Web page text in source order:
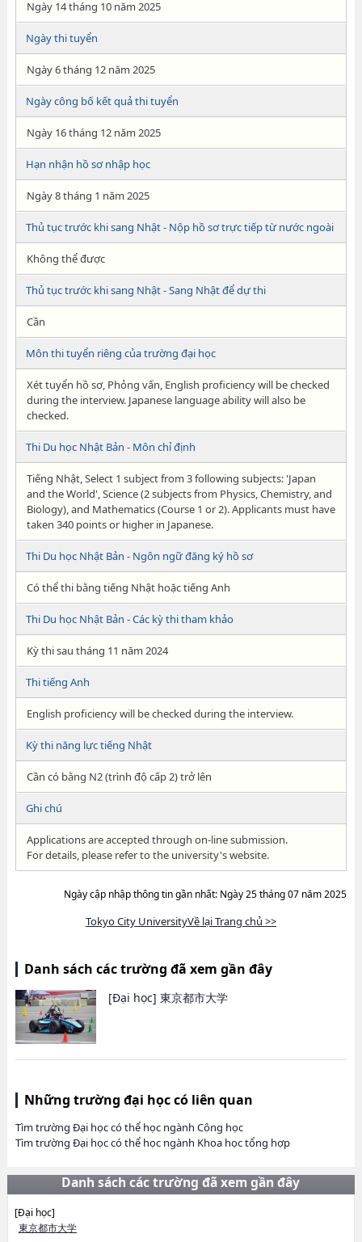
Ngày 14 tháng 10 năm 2025
Ngày thi tuyển
Ngày 6 tháng 12 năm 2025
Ngày công bố kết quả thi tuyển
Ngày 16 tháng 12 năm 2025
Hạn nhận hồ sơ nhập học
Ngày 8 tháng 1 năm 2025
Thủ tục trước khi sang Nhật - Nộp hồ sơ trực tiếp từ nước ngoài
Không thể được
Thủ tục trước khi sang Nhật - Sang Nhật để dự thi
Cần
Môn thi tuyển riêng của trường đại học
Xét tuyển hồ sơ, Phỏng vấn, English proficiency will be checked
during the interview. Japanese language ability will also be
checked.
Thi Du học Nhật Bản - Môn chỉ định
Tiếng Nhật, Select 1 subject from 3 following subjects: 'Japan
and the World', Science (2 subjects from Physics, Chemistry, and
Biology), and Mathematics (Course 1 or 2). Applicants must have
taken 340 points or higher in Japanese.
Thi Du học Nhật Bản - Ngôn ngữ đăng ký hồ sơ
Có thể thi bằng tiếng Nhật hoặc tiếng Anh
Thi Du học Nhật Bản - Các kỳ thi tham khảo
Kỳ thi sau tháng 11 năm 2024
Thi tiếng Anh
English proficiency will be checked during the interview.
Kỳ thi năng lực tiếng Nhật
Cần có bằng N2 (trình độ cấp 2) trở lên
Ghi chú
Applications are accepted through on-line submission.
For details, please refer to the university's website.
Ngày cập nhập thông tin gần nhất: Ngày 25 tháng 07 năm 2025
Tokyo City UniversityVề lại Trang chủ >>
Danh sách các trường đã xem gần đây
[Đại học] 東京都市大学
Những trường đại học có liên quan
Tìm trường Đại học có thể học ngành Công học
Tìm trường Đại học có thể học ngành Khoa học tổng hợp
Danh sách các trường đã xem gần đây
[Đại học]
東京都市大学